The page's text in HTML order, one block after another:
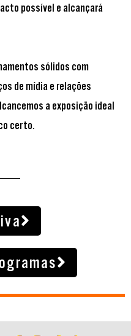
possível e alcançará
sólidos com
de mídia e relações
a exposição ideal
certo.